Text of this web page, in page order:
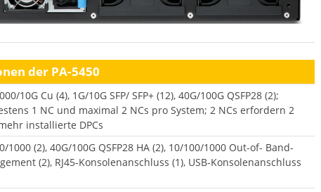
der PA‑5450
10G Cu (4), 1G/10G SFP/ SFP+ (12), 40G/100G QSFP28 (2);
1 NC und maximal 2 NCs pro System; 2 NCs erfordern 2
installierte DPCs
1000 (2), 40G/100G QSFP28 HA (2), 10/100/1000 Out-of- Band-
(2), RJ45-Konsolenanschluss (1), USB-Konsolenanschluss